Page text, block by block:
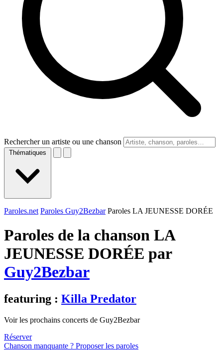
Rechercher un artiste ou une chanson
Thématiques
Paroles.net Paroles Guy2Bezbar Paroles LA JEUNESSE DORÉE
Paroles de la chanson LA
JEUNESSE DORÉE par
Guy2Bezbar
featuring : Killa Predator
Voir les prochains concerts de Guy2Bezbar
Réserver
Chanson manquante ? Proposer les paroles